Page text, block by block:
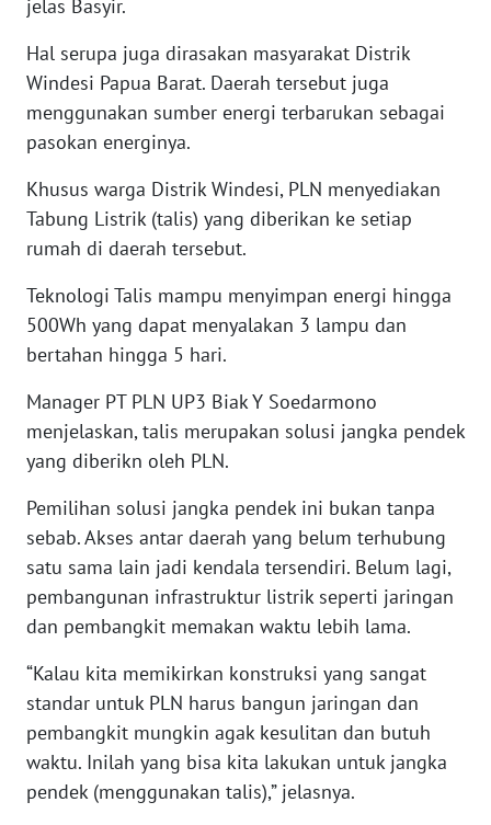
jelas Basyir.
Hal serupa juga dirasakan masyarakat Distrik
Windesi Papua Barat. Daerah tersebut juga
menggunakan sumber energi terbarukan sebagai
pasokan energinya.
Khusus warga Distrik Windesi, PLN menyediakan
Tabung Listrik (talis) yang diberikan ke setiap
rumah di daerah tersebut.
Teknologi Talis mampu menyimpan energi hingga
500Wh yang dapat menyalakan 3 lampu dan
bertahan hingga 5 hari.
Manager PT PLN UP3 Biak Y Soedarmono
menjelaskan, talis merupakan solusi jangka pendek
yang diberikn oleh PLN.
Pemilihan solusi jangka pendek ini bukan tanpa
sebab. Akses antar daerah yang belum terhubung
satu sama lain jadi kendala tersendiri. Belum lagi,
pembangunan infrastruktur listrik seperti jaringan
dan pembangkit memakan waktu lebih lama.
“Kalau kita memikirkan konstruksi yang sangat
standar untuk PLN harus bangun jaringan dan
pembangkit mungkin agak kesulitan dan butuh
waktu. Inilah yang bisa kita lakukan untuk jangka
pendek (menggunakan talis),” jelasnya.
WN
WN
KALSEL
KALTIM
WN
WN
GORONTALO
WN
SULUT
WN
MALUKU
WN
MALUT
DAIRI
WN
DANAU
TOBA